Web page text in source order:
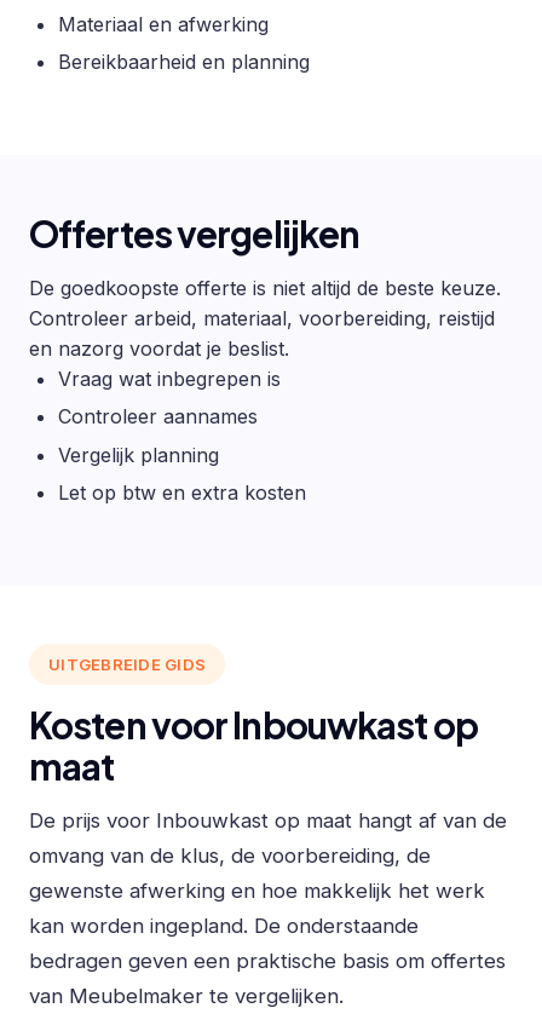
Materiaal en afwerking
Bereikbaarheid en planning
Offertes vergelijken
De goedkoopste offerte is niet altijd de beste keuze.
Controleer arbeid, materiaal, voorbereiding, reistijd
en nazorg voordat je beslist.
Vraag wat inbegrepen is
Controleer aannames
Vergelijk planning
Let op btw en extra kosten
UITGEBREIDE GIDS
Kosten voor Inbouwkast op
maat
De prijs voor Inbouwkast op maat hangt af van de
omvang van de klus, de voorbereiding, de
gewenste afwerking en hoe makkelijk het werk
kan worden ingepland. De onderstaande
bedragen geven een praktische basis om offertes
van Meubelmaker te vergelijken.